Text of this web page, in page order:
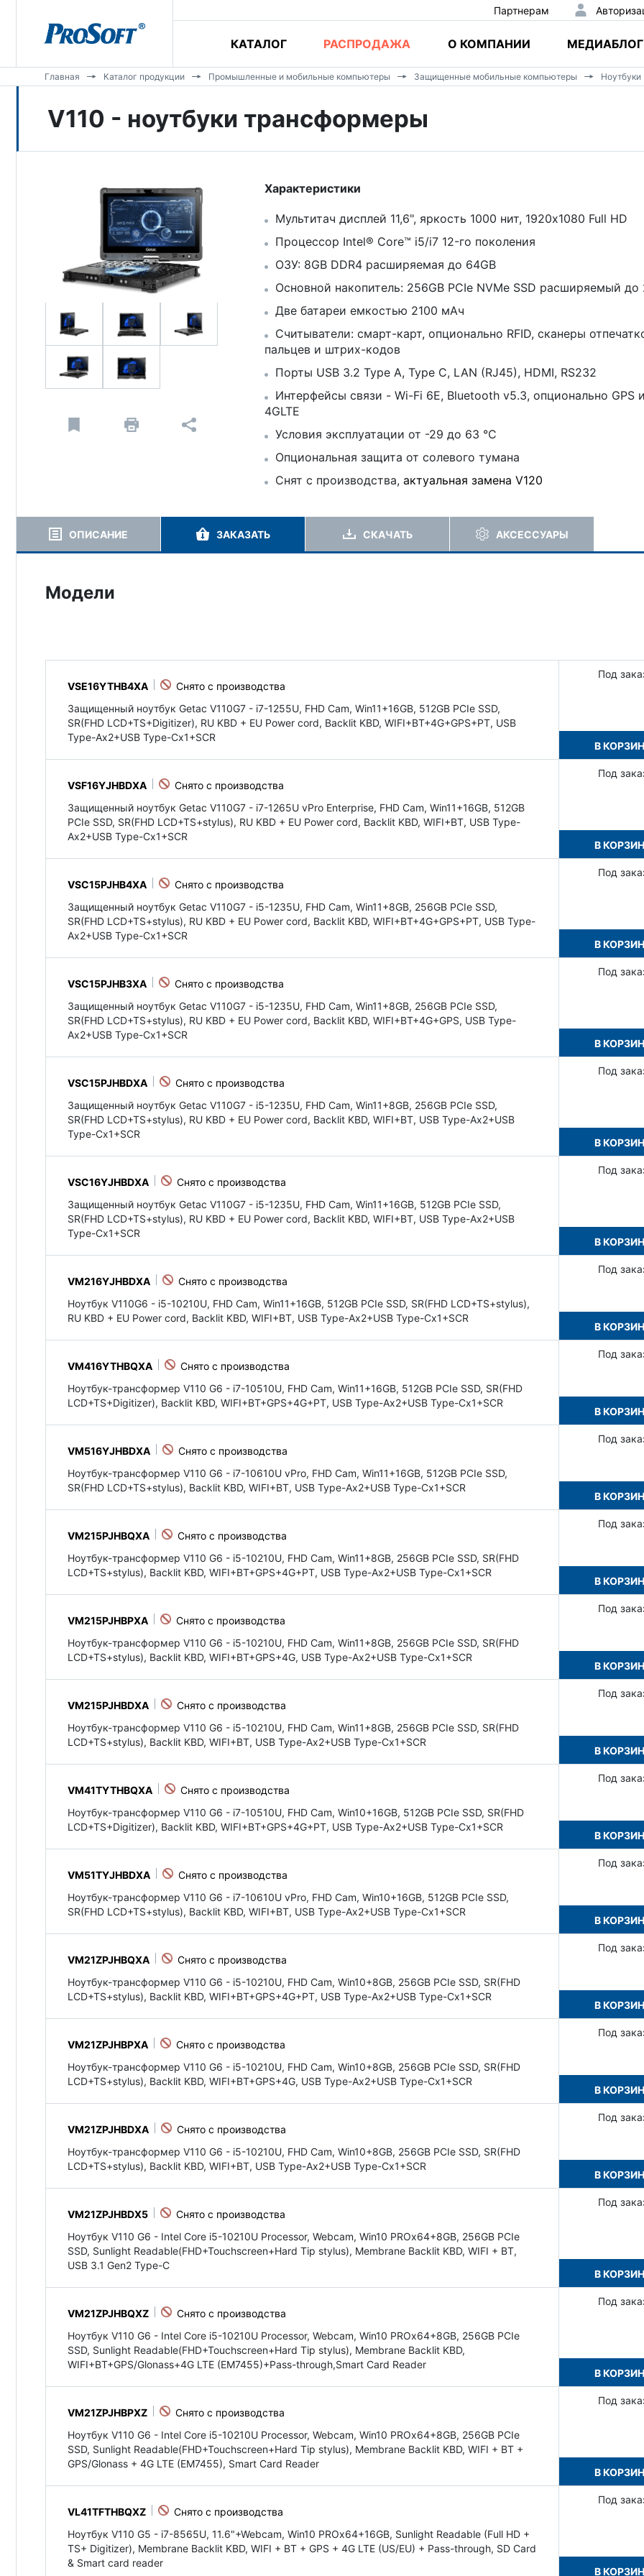
Партнерам
КАТАЛОГ РАСПРОДАЖА О КОМПАНИИ МЕДИАБЛОГ
Главная Каталог продукции Промышленные и мобильные компьютеры Защищенные мобильные компьютеры Ноутбуки
V110 - ноутбуки трансформеры
Характеристики
Мультитач дисплей 11,6", яркость 1000 нит, 1920x1080 Full HD
Процессор Intel® Core™ i5/i7 12-го поколения
ОЗУ: 8GB DDR4 расширяемая до 64GB
Основной накопитель: 256GB PCIe NVMe SSD расширяемый до
Две батареи емкостью 2100 мАч
Считыватели: смарт-карт, опционально RFID, сканеры
пальцев и штрих-кодов
Порты USB 3.2 Type A, Type C, LAN (RJ45), HDMI, RS232
Интерфейсы связи - Wi-Fi 6E, Bluetooth v5.3, опционально GPS и
4GLTE
Условия эксплуатации от -29 до 63 °C
Опциональная защита от солевого тумана
Снят с производства, актуальная замена V120
ОПИСАНИЕ ЗАКАЗАТЬ СКАЧАТЬ АКСЕССУАРЫ
Модели
VSE16YTHB4XA
Защищенный ноутбук Getac V110G7 - i7-1255U, FHD Cam, Win11+16GB, 512GB PCIe SSD,
SR(FHD LCD+TS+Digitizer), RU KBD + EU Power cord, Backlit KBD, WIFI+BT+4G+GPS+PT, USB
Type-Ax2+USB Type-Cx1+SCR
Под
В
VSF16YJHBDXA
Защищенный ноутбук Getac V110G7 - i7-1265U vPro Enterprise, FHD Cam, Win11+16GB, 512GB
PCIe SSD, SR(FHD LCD+TS+stylus), RU KBD + EU Power cord, Backlit KBD, WIFI+BT, USB Type-
Ax2+USB Type-Cx1+SCR
Под
В
VSC15PJHB4XA
Защищенный ноутбук Getac V110G7 - i5-1235U, FHD Cam, Win11+8GB, 256GB PCIe SSD,
SR(FHD LCD+TS+stylus), RU KBD + EU Power cord, Backlit KBD, WIFI+BT+4G+GPS+PT, USB Type-
Ax2+USB Type-Cx1+SCR
Под
В
VSC15PJHB3XA
Защищенный ноутбук Getac V110G7 - i5-1235U, FHD Cam, Win11+8GB, 256GB PCIe SSD,
SR(FHD LCD+TS+stylus), RU KBD + EU Power cord, Backlit KBD, WIFI+BT+4G+GPS, USB Type-
Ax2+USB Type-Cx1+SCR
Под
В
VSC15PJHBDXA
Защищенный ноутбук Getac V110G7 - i5-1235U, FHD Cam, Win11+8GB, 256GB PCIe SSD,
SR(FHD LCD+TS+stylus), RU KBD + EU Power cord, Backlit KBD, WIFI+BT, USB Type-Ax2+USB
Type-Cx1+SCR
Под
В
VSC16YJHBDXA
Защищенный ноутбук Getac V110G7 - i5-1235U, FHD Cam, Win11+16GB, 512GB PCIe SSD,
SR(FHD LCD+TS+stylus), RU KBD + EU Power cord, Backlit KBD, WIFI+BT, USB Type-Ax2+USB
Type-Cx1+SCR
Под
В
VM216YJHBDXA
Ноутбук V110G6 - i5-10210U, FHD Cam, Win11+16GB, 512GB PCIe SSD, SR(FHD LCD+TS+stylus),
RU KBD + EU Power cord, Backlit KBD, WIFI+BT, USB Type-Ax2+USB Type-Cx1+SCR
Под
В
VM416YTHBQXA
Ноутбук-трансформер V110 G6 - i7-10510U, FHD Cam, Win11+16GB, 512GB PCIe SSD, SR(FHD
LCD+TS+Digitizer), Backlit KBD, WIFI+BT+GPS+4G+PT, USB Type-Ax2+USB Type-Cx1+SCR
Под
В
VM516YJHBDXA
Ноутбук-трансформер V110 G6 - i7-10610U vPro, FHD Cam, Win11+16GB, 512GB PCIe SSD,
SR(FHD LCD+TS+stylus), Backlit KBD, WIFI+BT, USB Type-Ax2+USB Type-Cx1+SCR
Под
В
VM215PJHBQXA
Ноутбук-трансформер V110 G6 - i5-10210U, FHD Cam, Win11+8GB, 256GB PCIe SSD, SR(FHD
LCD+TS+stylus), Backlit KBD, WIFI+BT+GPS+4G+PT, USB Type-Ax2+USB Type-Cx1+SCR
Под
В
VM215PJHBPXA
Ноутбук-трансформер V110 G6 - i5-10210U, FHD Cam, Win11+8GB, 256GB PCIe SSD, SR(FHD
LCD+TS+stylus), Backlit KBD, WIFI+BT+GPS+4G, USB Type-Ax2+USB Type-Cx1+SCR
Под
В
VM215PJHBDXA
Ноутбук-трансформер V110 G6 - i5-10210U, FHD Cam, Win11+8GB, 256GB PCIe SSD, SR(FHD
LCD+TS+stylus), Backlit KBD, WIFI+BT, USB Type-Ax2+USB Type-Cx1+SCR
Под
В
VM41TYTHBQXA
Ноутбук-трансформер V110 G6 - i7-10510U, FHD Cam, Win10+16GB, 512GB PCIe SSD, SR(FHD
LCD+TS+Digitizer), Backlit KBD, WIFI+BT+GPS+4G+PT, USB Type-Ax2+USB Type-Cx1+SCR
Под
В
VM51TYJHBDXA
Ноутбук-трансформер V110 G6 - i7-10610U vPro, FHD Cam, Win10+16GB, 512GB PCIe SSD,
SR(FHD LCD+TS+stylus), Backlit KBD, WIFI+BT, USB Type-Ax2+USB Type-Cx1+SCR
Под
В
VM21ZPJHBQXA
Ноутбук-трансформер V110 G6 - i5-10210U, FHD Cam, Win10+8GB, 256GB PCIe SSD, SR(FHD
LCD+TS+stylus), Backlit KBD, WIFI+BT+GPS+4G+PT, USB Type-Ax2+USB Type-Cx1+SCR
Под
В
VM21ZPJHBPXA
Ноутбук-трансформер V110 G6 - i5-10210U, FHD Cam, Win10+8GB, 256GB PCIe SSD, SR(FHD
LCD+TS+stylus), Backlit KBD, WIFI+BT+GPS+4G, USB Type-Ax2+USB Type-Cx1+SCR
Под
В
VM21ZPJHBDXA
Ноутбук-трансформер V110 G6 - i5-10210U, FHD Cam, Win10+8GB, 256GB PCIe SSD, SR(FHD
LCD+TS+stylus), Backlit KBD, WIFI+BT, USB Type-Ax2+USB Type-Cx1+SCR
Под
В
VM21ZPJHBDX5
Ноутбук V110 G6 - Intel Core i5-10210U Processor, Webcam, Win10 PROx64+8GB, 256GB PCIe
SSD, Sunlight Readable(FHD+Touchscreen+Hard Tip stylus), Membrane Backlit KBD, WIFI + BT,
USB 3.1 Gen2 Type-C
Под
В
VM21ZPJHBQXZ
Ноутбук V110 G6 - Intel Core i5-10210U Processor, Webcam, Win10 PROx64+8GB, 256GB PCIe
SSD, Sunlight Readable(FHD+Touchscreen+Hard Tip stylus), Membrane Backlit KBD,
WIFI+BT+GPS/Glonass+4G LTE (EM7455)+Pass-through,Smart Card Reader
Под
В
VM21ZPJHBPXZ
Ноутбук V110 G6 - Intel Core i5-10210U Processor, Webcam, Win10 PROx64+8GB, 256GB PCIe
SSD, Sunlight Readable(FHD+Touchscreen+Hard Tip stylus), Membrane Backlit KBD, WIFI + BT +
GPS/Glonass + 4G LTE (EM7455), Smart Card Reader
Под
В
VL41TFTHBQXZ
Ноутбук V110 G5 - i7-8565U, 11.6"+Webcam, Win10 PROx64+16GB, Sunlight Readable (Full HD +
TS+ Digitizer), Membrane Backlit KBD, WIFI + BT + GPS + 4G LTE (US/EU) + Pass-through, SD Card
& Smart card reader
Под
В